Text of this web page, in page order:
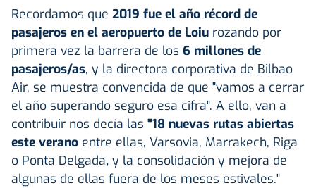
Recordamos que 2019 fue el año récord de
pasajeros en el aeropuerto de Loiu rozando por
primera vez la barrera de los 6 millones de
pasajeros/as, y la directora corporativa de Bilbao
Air, se muestra convencida de que "vamos a cerrar
el año superando seguro esa cifra". A ello, van a
contribuir nos decía las "18 nuevas rutas abiertas
este verano entre ellas, Varsovia, Marrakech, Riga
o Ponta Delgada, y la consolidación y mejora de
algunas de ellas fuera de los meses estivales."